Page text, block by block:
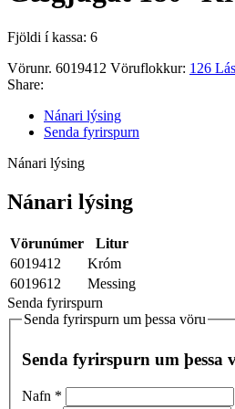
Fjöldi í kassa: 6
Vörunr. 6019412 Vöruflokkur: 126
Share:
Nánari lýsing
Senda fyrirspurn
Nánari lýsing
Nánari lýsing
Vörunúmer
Litur
6019412
Króm
6019612
Messing
Senda fyrirspurn
Senda fyrirspurn um þessa vöru
Senda fyrirspurn um þessa
Nafn *